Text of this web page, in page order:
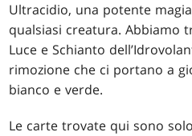
Ultracidio, una potente
qualsiasi creatura. Abbiamo
Luce e Schianto
rimozione che ci portano a
bianco e verde.
Le carte trovate qui sono